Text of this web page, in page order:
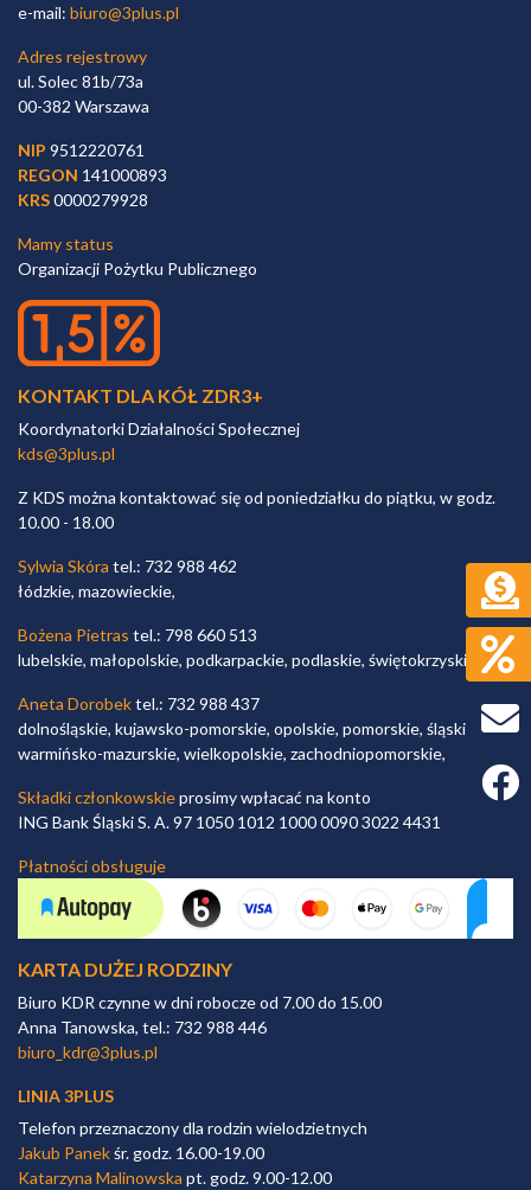
e-mail: biuro@3plus.pl
Adres rejestrowy
ul. Solec 81b/73a
00-382 Warszawa
NIP 9512220761
REGON 141000893
KRS0000279928
Mamy status
Organizacji Pożytku Publicznego
KONTAKT DLA KÓŁ ZDR3+
Koordynatorki Działalności Społecznej
kds@3plus.pl
Z KDS można kontaktować się od poniedziałku do piątku, w godz.
10.00 - 18.00
Sylwia Skóra tel.: 732 988 462
łódzkie, mazowieckie,
Bożena Pietras tel.: 798 660 513
lubelskie, małopolskie, podkarpackie, podlaskie, świętokrzyskie,
Aneta Dorobektel.: 732 988 437
dolnośląskie, kujawsko-pomorskie, opolskie, pomorskie, śląskie,
warmińsko-mazurskie, wielkopolskie, zachodniopomorskie,
Składki członkowskieprosimy wpłacać na konto
ING Bank Śląski S. A. 97 1050 1012 1000 0090 3022 4431
Płatności obsługuje
KARTA DUŻEJ RODZINY
Biuro KDR czynne w dni robocze od 7.00 do 15.00
Anna Tanowska, tel.: 732 988 446
biuro_kdr@3plus.pl
LINIA 3PLUS
Telefon przeznaczony dla rodzin wielodzietnych
Jakub Panekśr. godz. 16.00-19.00
Katarzyna Malinowska pt. godz. 9.00-12.00